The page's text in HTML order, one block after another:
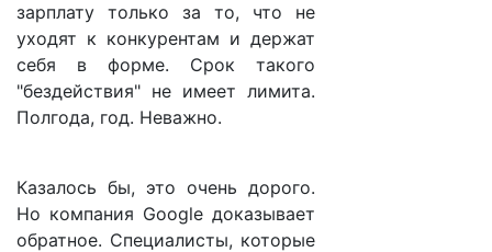
зарплату только за то, что не
уходят к конкурентам и держат
себя в форме. Срок такого
"бездействия" не имеет лимита.
Полгода, год. Неважно.
Казалось бы, это очень дорого.
Но компания Google доказывает
обратное. Специалисты, которые